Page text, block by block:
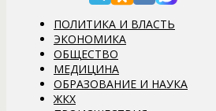
ПОЛИТИКА И ВЛАСТЬ
ЭКОНОМИКА
ОБЩЕСТВО
МЕДИЦИНА
ОБРАЗОВАНИЕ И НАУКА
ЖКХ